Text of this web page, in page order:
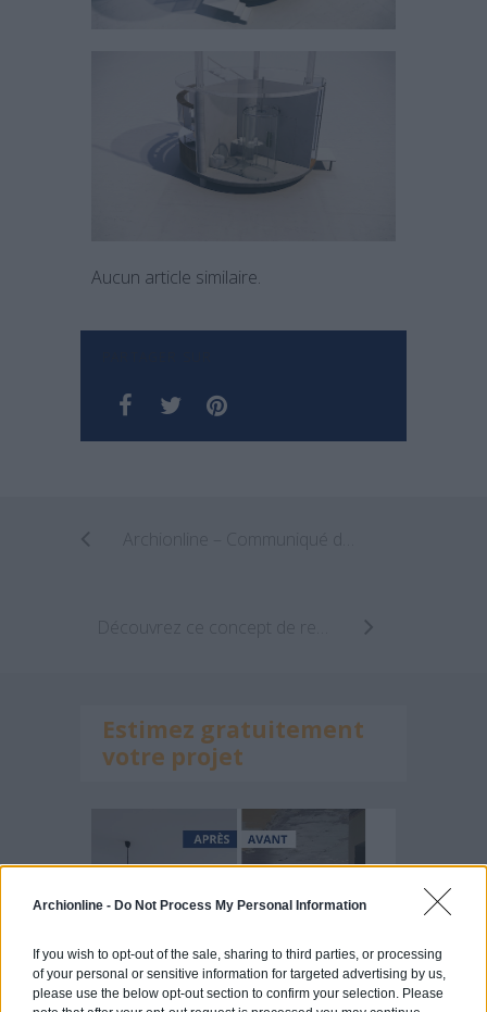
Archionline - Do Not Process My Personal Information
If you wish to opt-out of the sale, sharing to third parties, or processing
of your personal or sensitive information for targeted advertising by us,
please use the below opt-out section to confirm your selection. Please
Aucun article similaire.
Estimez gratuitement
votre projet